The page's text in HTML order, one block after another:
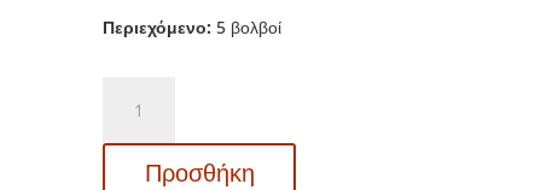
Περιεχόμενο: 5 βολβοί
Narcissus
–
Νάρκισσος
Προσθήκη